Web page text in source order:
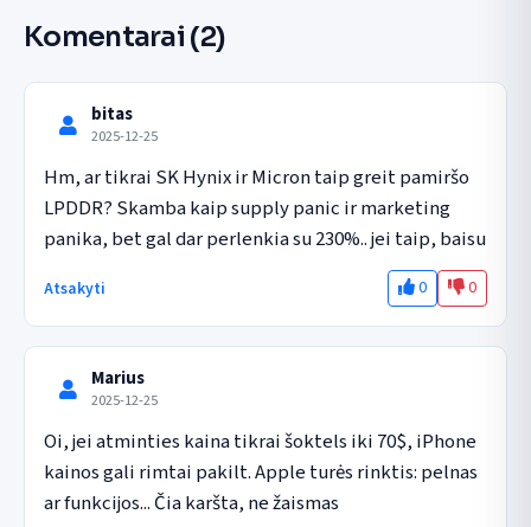
Komentarai (2)
bitas
2025-12-25
Hm, ar tikrai SK Hynix ir Micron taip greit pamiršo
LPDDR? Skamba kaip supply panic ir marketing
panika, bet gal dar perlenkia su 230%.. jei taip, baisu
Atsakyti 0 0
Marius
2025-12-25
Oi, jei atminties kaina tikrai šoktels iki 70$, iPhone
kainos gali rimtai pakilt. Apple turės rinktis: pelnas
ar funkcijos... Čia karšta, ne žaismas